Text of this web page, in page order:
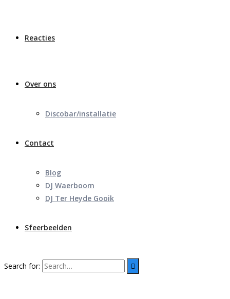
Reacties
Over ons
Discobar/installatie
Contact
Blog
DJ Waerboom
DJ Ter Heyde Gooik
Sfeerbeelden
Search for: